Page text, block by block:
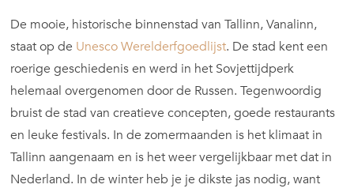
De mooie, historische binnenstad van Tallinn, Vanalinn,
staat op de Unesco Werelderfgoedlijst. De stad kent een
roerige geschiedenis en werd in het Sovjettijdperk
helemaal overgenomen door de Russen. Tegenwoordig
bruist de stad van creatieve concepten, goede restaurants
en leuke festivals. In de zomermaanden is het klimaat in
Tallinn aangenaam en is het weer vergelijkbaar met dat in
Nederland. In de winter heb je je dikste jas nodig, want